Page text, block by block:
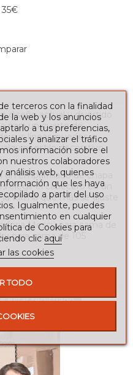
35€
diseño actual y divertido
para un cuarto de
sus líneas, puedes
estilo decorativo,
un emparrillado de chapa
elegir el cabecero en un
forma que más se ajuste
forja Moscú para cama de
para cama de 105
estar registrado
terceros con la finalidad
la web y los anuncios
a tus preferencias,
y analizar el tráfico
información sobre el
nuestros colaboradores
análisis web, quienes
que les haya
a partir del uso
Igualmente, puedes
en cualquier
de Cookies para
clic aquí
las cookies
TODO